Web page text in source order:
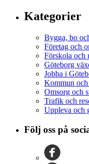
Kategorier
Bygga, bo
Företag och
Förskola och
Göteborg
Jobba i
Kommun
Omsorg och
Trafik och
Uppleva och
Följ oss på